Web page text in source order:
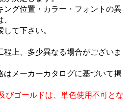
ング位置・カラー・フォントの異
て下さい。
上、多少異なる場合がございま
メーカーカタログに基づいて掲
びゴールドは、単色使用不可とな